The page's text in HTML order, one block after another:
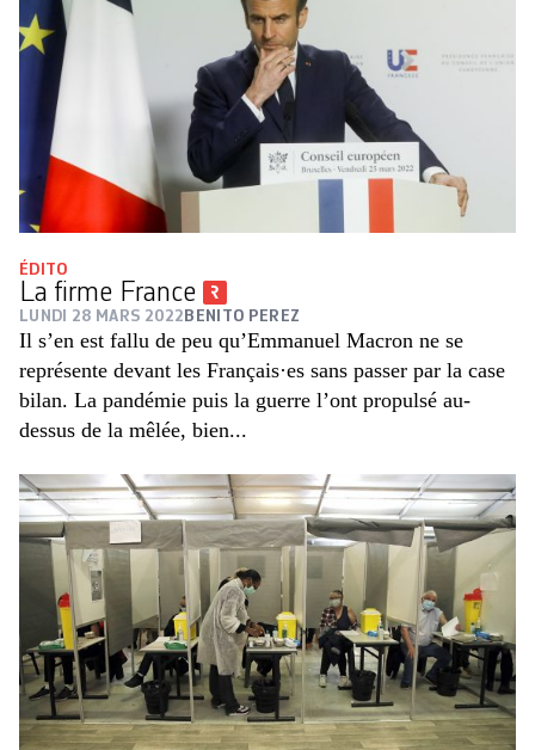
ÉDITO
La firme France
LUNDI 28 MARS 2022 BENITO PEREZ
Il s’en est fallu de peu qu’Emmanuel Macron ne se
représente devant les Français·es sans passer par la case
bilan. La pandémie puis la guerre l’ont propulsé au-
dessus de la mêlée, bien...